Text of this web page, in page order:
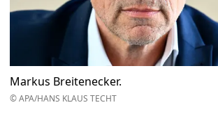
Markus Breitenecker.
© APA/HANS KLAUS TECHT